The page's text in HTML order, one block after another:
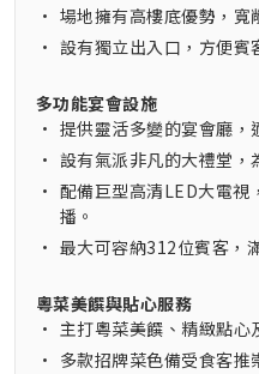
• 場地擁有高樓底優勢，寬
• 設有獨立出入口，方便賓
多功能宴會設施
• 提供靈活多變的宴會廳，
• 設有氣派非凡的大禮堂，
• 配備巨型高清LED大電視
播。
• 最大可容納312位賓客，
粵菜美饌與貼心服務
• 主打粵菜美饌、精緻點心
• 多款招牌菜色備受食客推